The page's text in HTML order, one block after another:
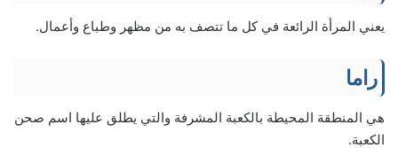
يعني المرأة الرائعة في كل ما تتصف به من مظهر وطباع وأعمال.
راما
هي المنطقة المحيطة بالكعبة المشرفة والتي يطلق عليها اسم صحن
الكعبة.